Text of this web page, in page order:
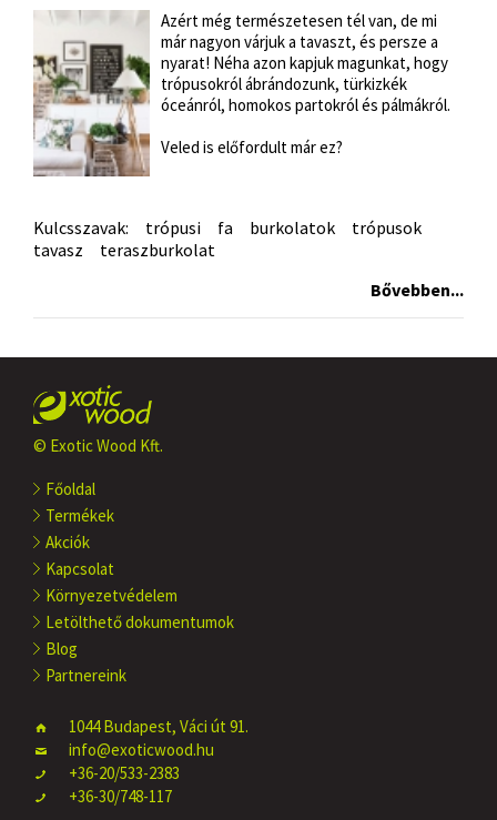
Azért még természetesen tél van, de mi
már nagyon várjuk a tavaszt, és persze a
nyarat! Néha azon kapjuk magunkat, hogy
trópusokról ábrándozunk, türkizkék
óceánról, homokos partokról és pálmákról.
Veled is előfordult már ez?
Kulcsszavak: trópusi fa burkolatok
trópusok
tavasz
teraszburkolat
Bővebben...
© Exotic Wood Kft.
Főoldal
Termékek
Akciók
Kapcsolat
Környezetvédelem
Letölthető dokumentumok
Blog
Partnereink
1044 Budapest, Váci út 91.
info@exoticwood.hu
+36-20/533-2383
+36-30/748-117